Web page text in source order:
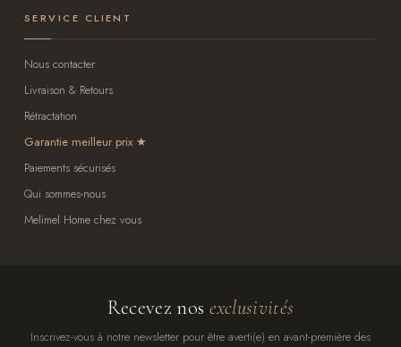
SERVICE CLIENT
Nous contacter
Livraison & Retours
Rétractation
Garantie meilleur prix
Paiements sécurisés
Qui sommes-nous
Melimel Home chez vous
Recevez nos exclusivités
Inscrivez-vous à notre newsletter pour être averti(e) en avant-première des